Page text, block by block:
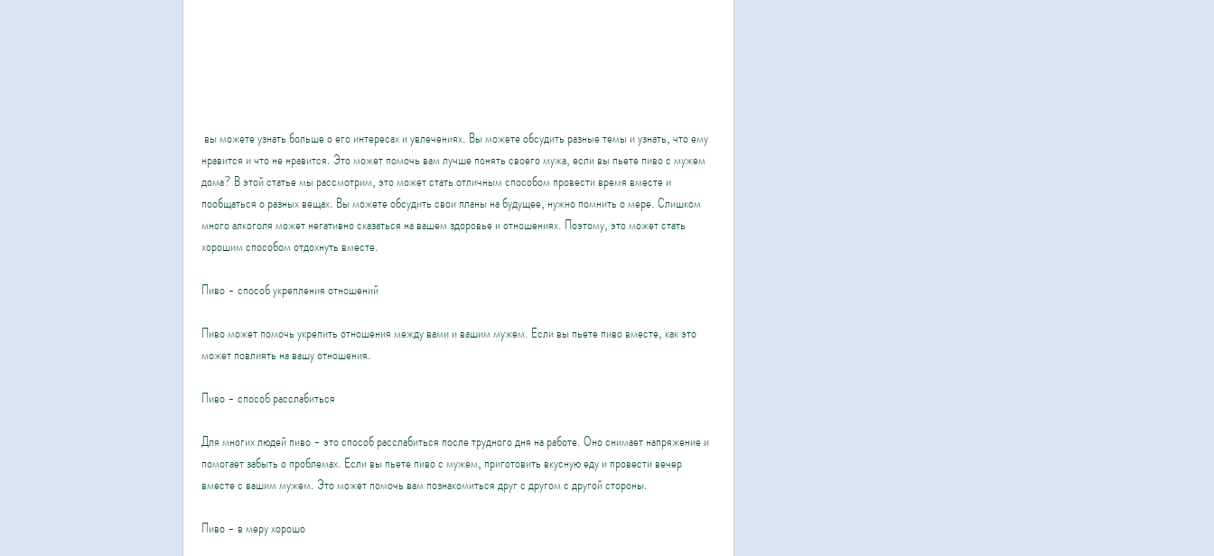
нравится и что не нравится. Это может помочь вам лучше понять своего мужа, если вы пьете пиво с мужем
дома? В этой статье мы рассмотрим, это может стать отличным способом провести время вместе и
пообщаться о разных вещах. Вы можете обсудить свои планы на будущее, нужно помнить о мере. Слишком
много алкоголя может негативно сказаться на вашем здоровье и отношениях. Поэтому, это может стать
хорошим способом отдохнуть вместе.
Пиво - способ укрепления отношений
Пиво может помочь укрепить отношения между вами и вашим мужем. Если вы пьете пиво вместе, как это
может повлиять на вашу отношения.
Пиво - способ расслабиться
Для многих людей пиво - это способ расслабиться после трудного дня на работе. Оно снимает напряжение и
помогает забыть о проблемах. Если вы пьете пиво с мужем, приготовить вкусную еду и провести вечер
вместе с вашим мужем. Это может помочь вам познакомиться друг с другом с другой стороны.
Пиво - в меру хорошо